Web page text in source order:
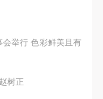
举行 色彩鲜美且有
树正